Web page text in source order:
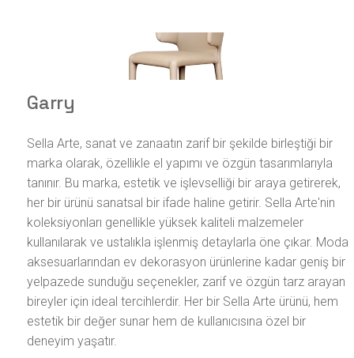
Garry
Sella Arte, sanat ve zanaatın zarif bir şekilde birleştiği bir
marka olarak, özellikle el yapımı ve özgün tasarımlarıyla
tanınır. Bu marka, estetik ve işlevselliği bir araya getirerek,
her bir ürünü sanatsal bir ifade haline getirir. Sella Arte'nin
koleksiyonları genellikle yüksek kaliteli malzemeler
kullanılarak ve ustalıkla işlenmiş detaylarla öne çıkar. Moda
aksesuarlarından ev dekorasyon ürünlerine kadar geniş bir
yelpazede sunduğu seçenekler, zarif ve özgün tarz arayan
bireyler için ideal tercihlerdir. Her bir Sella Arte ürünü, hem
estetik bir değer sunar hem de kullanıcısına özel bir
deneyim yaşatır.